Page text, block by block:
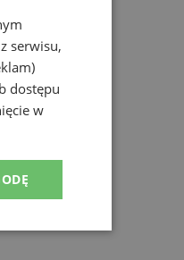
serwisu,
dostępu
w